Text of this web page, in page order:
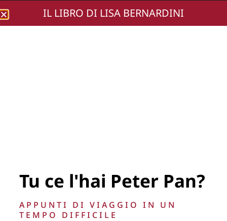
Lisa Bernardini
IL LIBRO DI LISA BERNARDINI
Tu ce l'hai Peter Pan?
APPUNTI DI VIAGGIO IN UN
TEMPO DIFFICILE